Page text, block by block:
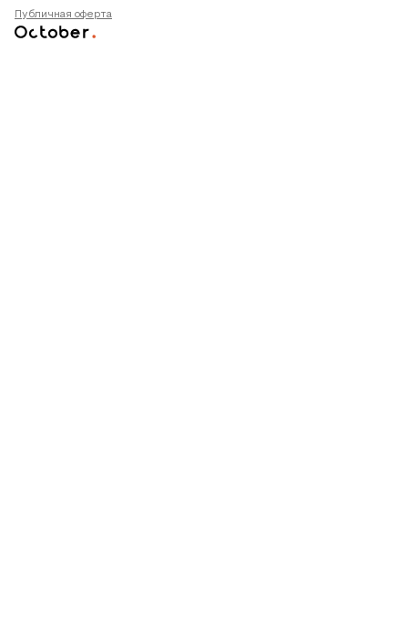
Публичная оферта